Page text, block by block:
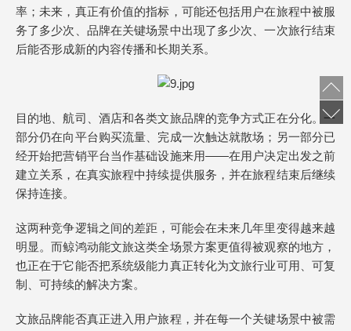
率；未来，真正有价值的指标，可能还包括用户在旅程中被服
务了多少次、品牌在关键场景中出现了多少次、一次旅行结束
后能否形成新的内容传播和长期关系。
目的地、航司、酒店和各类文旅品牌的竞争方式正在分化。一
部分仍在向平台购买流量、完成一次触达就散场；另一部分已
经开始把营销平台当作基础设施来用——在用户决定出发之前
建立关系，在真实旅程中持续提供服务，并在旅程结束后继续
保持连接。
这两种竞争逻辑之间的差距，可能会在未来几年里变得越来越
明显。而鲸鸿动能文旅这类全场景方案更值得被观察的地方，
也正在于它能否把系统级能力真正转化为文旅行业可用、可复
制、可持续的解决方案。
文旅品牌能否真正进入用户旅程，并在每一个关键场景中被需